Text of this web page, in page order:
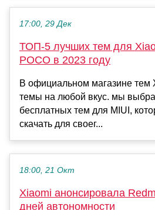
17:00, 29 Дек
ТОП-5 лучших тем для
POCO в 2023 году
В официальном магазине тем
темы на любой вкус. мы
бесплатных тем для MIUI,
скачать для своег...
18:00, 21 Окт
Xiaomi анонсировала
дней автономности